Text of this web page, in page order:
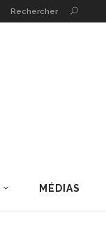
Rechercher
MÉDIAS